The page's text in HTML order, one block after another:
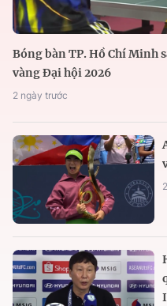
Bóng bàn TP. Hồ Chí Minh
vàng Đại hội 2026
2 ngày trước